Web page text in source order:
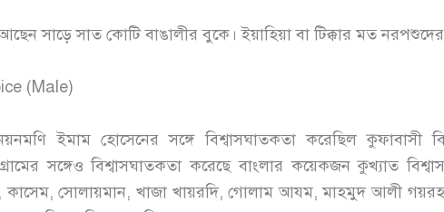
আছেন সাড়ে সাত কোটি বাঙালীর বুকে। ইয়াহিয়া বা টিক্কার মত
(Male)
ইমাম হোসেনের সঙ্গে বিশ্বাসঘাতকতা করেছিল কুফাবাসী
সঙ্গেও বিশ্বাসঘাতকতা করেছে বাংলার কয়েকজন কুখ্যাত
সোলায়মান, খাজা খায়রদি, গোলাম আযম, মাহমুদ আলী